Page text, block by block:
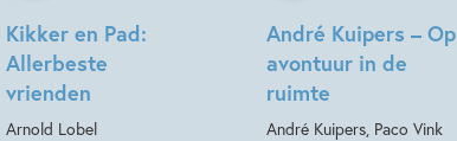
Kikker en Pad:
Allerbeste
vrienden
Arnold Lobel
André Kuipers – Op
avontuur in de
ruimte
André Kuipers, Paco Vink